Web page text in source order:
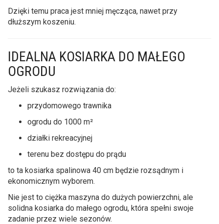
Dzięki temu praca jest mniej męcząca, nawet przy
dłuższym koszeniu.
IDEALNA KOSIARKA DO MAŁEGO
OGRODU
Jeżeli szukasz rozwiązania do:
przydomowego trawnika
ogrodu do 1000 m²
działki rekreacyjnej
terenu bez dostępu do prądu
to ta kosiarka spalinowa 40 cm będzie rozsądnym i
ekonomicznym wyborem.
Nie jest to ciężka maszyna do dużych powierzchni, ale
solidna kosiarka do małego ogrodu, która spełni swoje
zadanie przez wiele sezonów.